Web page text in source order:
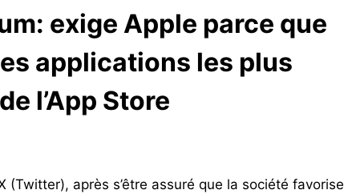
exige Apple parce que
applications les plus
l’App Store
(Twitter), après s’être assuré que la société favorise